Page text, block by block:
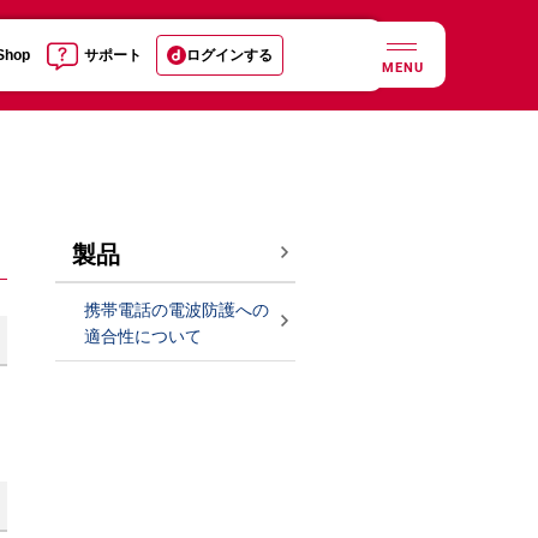
サポート ログインする
MENU
製品
携帯電話の電波防護への
適合性について